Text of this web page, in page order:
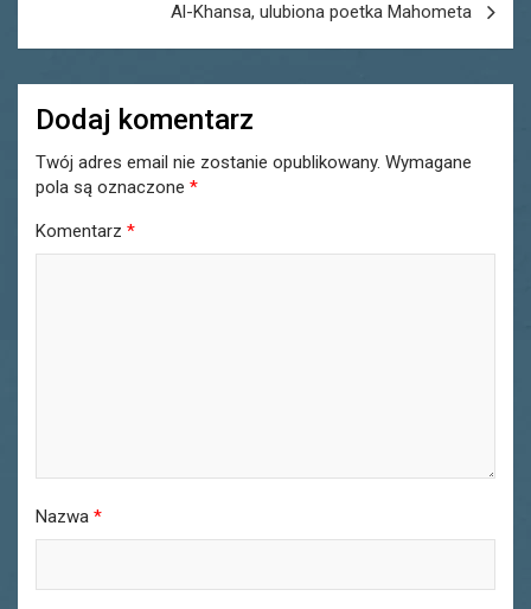
Al-Khansa, ulubiona poetka Mahometa
Dodaj komentarz
Twój adres email nie zostanie opublikowany. Wymagane
pola są oznaczone *
Komentarz *
Nazwa *